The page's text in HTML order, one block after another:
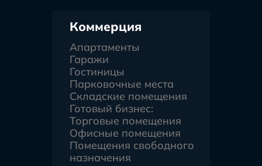
Коммерция
Апартаменты
Гаражи
Гостиницы
Парковочные места
Складские помещения
Готовый бизнес:
Торговые помещения
Офисные помещения
Помещения свободного
назначения